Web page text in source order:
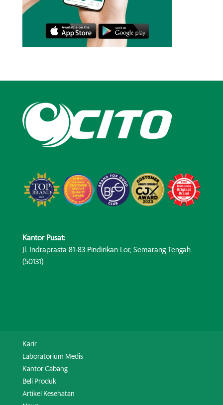
Kantor Pusat:
Jl. Indraprasta 81-83 Pindirikan Lor, Semarang Tengah
(50131)
Karir
Laboratorium Medis
Kantor Cabang
Beli Produk
Artikel Kesehatan